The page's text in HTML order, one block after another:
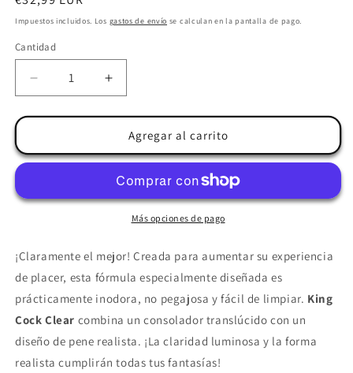
habitual
Impuestos incluidos. Los gastos de envío se calculan en la pantalla de pago.
Cantidad
Reducir
cantidad
para
COCK
-
PENE
TESTICULOS
CM
ROSA
Aumentar
cantidad
para
KING
COCK
-
CLEAR
PENE
REALISTICO
TESTICULOS
13.5
CM
ROSA
Agregar al carrito
Más opciones de pago
¡Claramente el mejor! Creada para aumentar su experiencia
de placer, esta fórmula especialmente diseñada es
prácticamente inodora, no pegajosa y fácil de limpiar. King
Cock Clear combina un consolador translúcido con un
diseño de pene realista. ¡La claridad luminosa y la forma
realista cumplirán todas tus fantasías!